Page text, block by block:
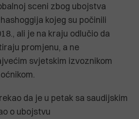
sceni zbog ubojstva
kojeg su počinili
ali je na kraju odlučio da
promjenu, a ne
svjetskim izvoznikom
da je u petak sa saudijskim
o ubojstvu